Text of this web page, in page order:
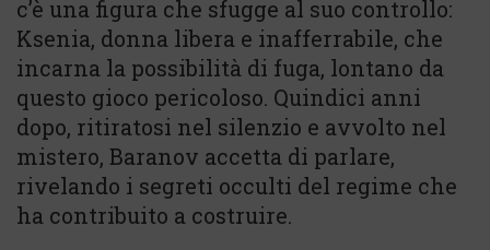
c’è una figura che sfugge al suo controllo:
Ksenia, donna libera e inafferrabile, che
incarna la possibilità di fuga, lontano da
questo gioco pericoloso. Quindici anni
dopo, ritiratosi nel silenzio e avvolto nel
mistero, Baranov accetta di parlare,
rivelando i segreti occulti del regime che
ha contribuito a costruire.